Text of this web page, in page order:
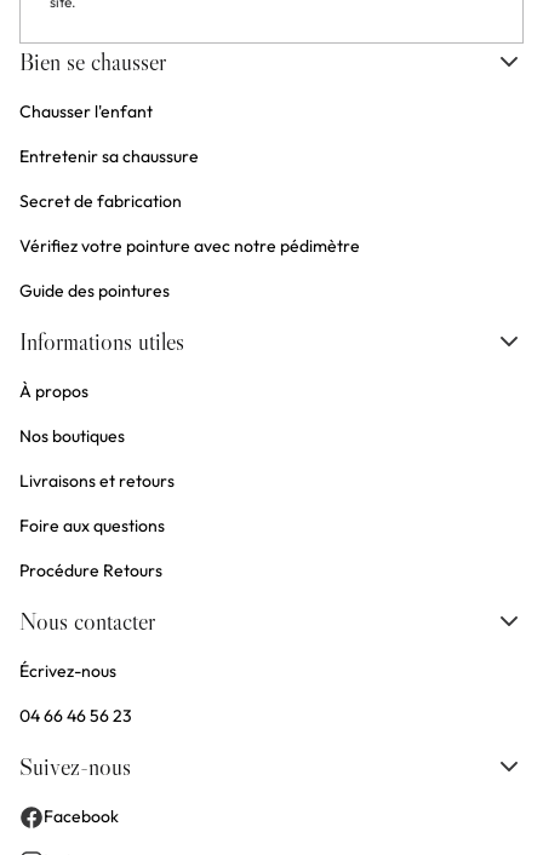
Bien se chausser
Chausser l'enfant
Entretenir sa chaussure
Secret de fabrication
Vérifiez votre pointure avec notre pédimètre
Guide des pointures
Informations utiles
À propos
Nos boutiques
Livraisons et retours
Foire aux questions
Procédure Retours
Nous contacter
Écrivez-nous
04 66 46 56 23
Suivez-nous
Facebook